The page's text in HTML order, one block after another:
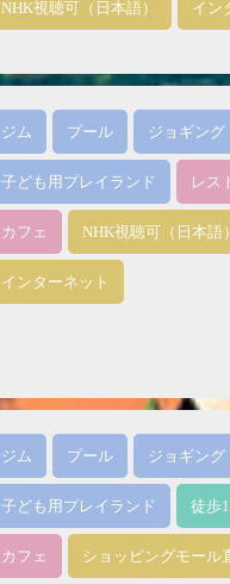
NHK視聴可（日本語） イン
ジム プール ジョギング
子ども用プレイランド レス
カフェ NHK視聴可（日本語）
インターネット
ジム プール ジョギング
子ども用プレイランド 徒歩
カフェ ショッピングモール